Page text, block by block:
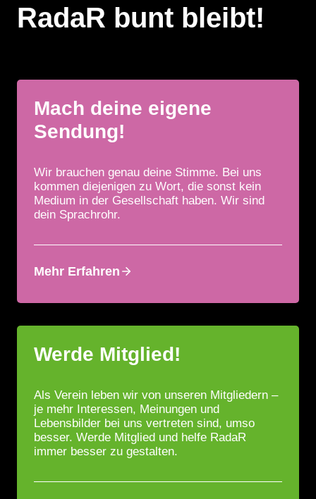
RadaR bunt bleibt!
Mach deine eigene
Sendung!
Wir brauchen genau deine Stimme. Bei uns
kommen diejenigen zu Wort, die sonst kein
Medium in der Gesellschaft haben. Wir sind
dein Sprachrohr.
Mehr Erfahren
Werde Mitglied!
Als Verein leben wir von unseren Mitgliedern –
je mehr Interessen, Meinungen und
Lebensbilder bei uns vertreten sind, umso
besser. Werde Mitglied und helfe RadaR
immer besser zu gestalten.